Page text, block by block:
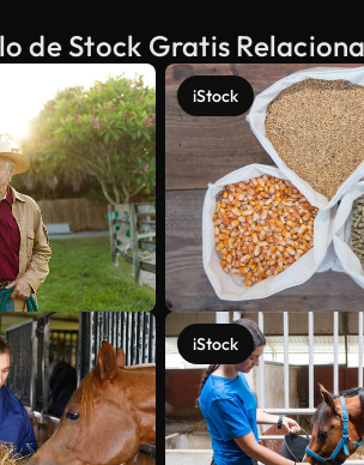
de Stock Gratis
iStock
iStock